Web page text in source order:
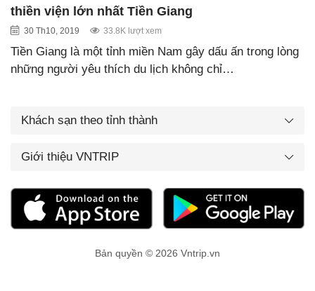
thiền viện lớn nhất Tiền Giang
30 Th10, 2019 33.8K lượt xem
Tiền Giang là một tỉnh miền Nam gây dấu ấn trong lòng
những người yêu thích du lịch không chỉ…
Khách sạn theo tỉnh thành
Giới thiệu VNTRIP
Bản quyền © 2026 Vntrip.vn